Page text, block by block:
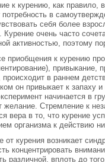
к курению, как правило,
потребность в
себя более
Курение очень часто
активностью, поэтому
приобщения к курению
привыкание,
происходит в раннем
он привыкает к запаху
начинается в
желание. Стремление к
вера в то, что курение
организма к действию
от курения возникает
концентрировать
различной, вплоть до